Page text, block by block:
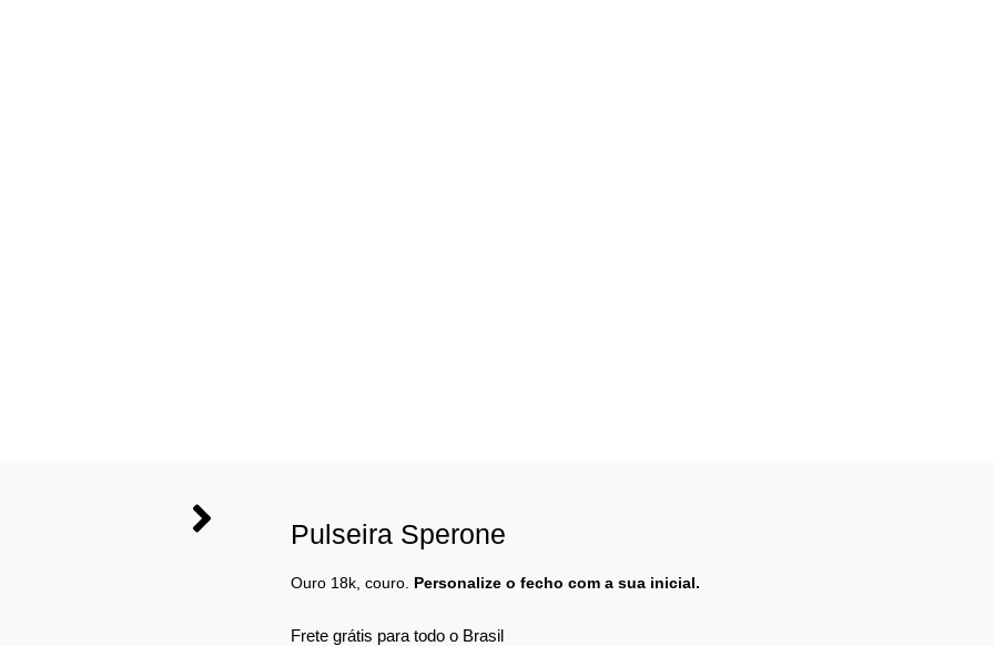
Pulseira Sperone
Ouro 18k, couro. Personalize o fecho com a sua inicial.
Frete grátis para todo o Brasil